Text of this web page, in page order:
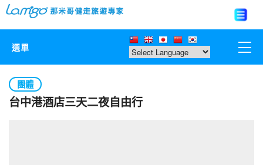
選單
那米哥莊園
中國
團體
台中港酒店三天二夜自由行